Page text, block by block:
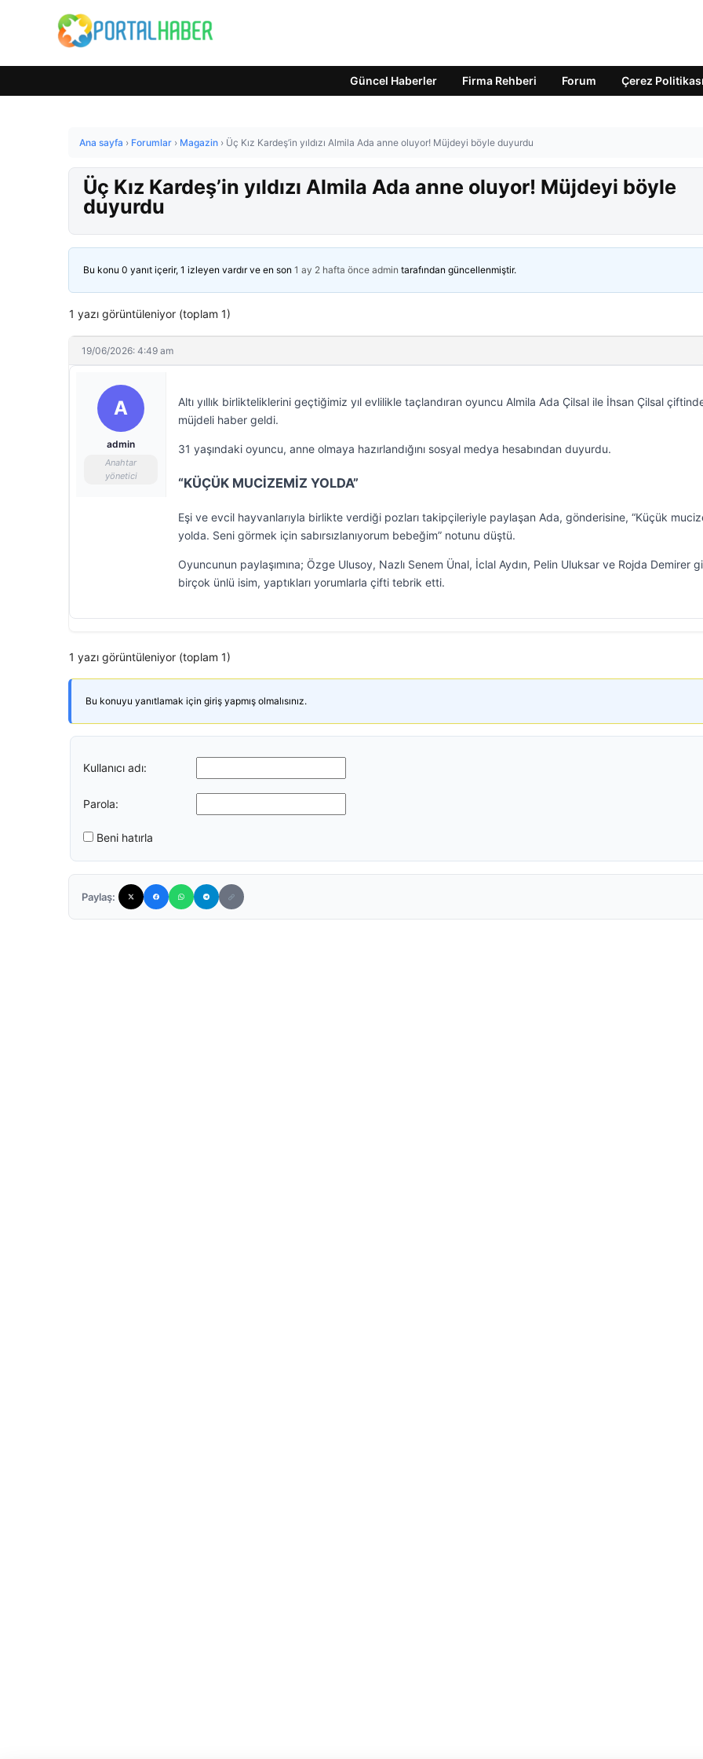
Güncel Haberler Firma Rehberi Forum Çerez Politikası
Ana sayfa › Forumlar › Magazin › Üç Kız Kardeş’in yıldızı Almila Ada anne oluyor! Müjdeyi böyle duyurdu
Üç Kız Kardeş’in yıldızı Almila Ada anne oluyor! Müjdeyi böyle
duyurdu
Bu konu 0 yanıt içerir, 1 izleyen vardır ve en son 1 ay 2 hafta önce admin tarafından güncellenmiştir.
1 yazı görüntüleniyor (toplam 1)
19/06/2026: 4:49 am
A
admin
Anahtar
yönetici
Altı yıllık birlikteliklerini geçtiğimiz yıl evlilikle taçlandıran oyuncu Almila Ada Çilsal ile İhsan Çilsal
müjdeli haber geldi.
31 yaşındaki oyuncu, anne olmaya hazırlandığını sosyal medya hesabından duyurdu.
“KÜÇÜK MUCİZEMİZ YOLDA”
Eşi ve evcil hayvanlarıyla birlikte verdiği pozları takipçileriyle paylaşan Ada, gönderisine, “Küçük
yolda. Seni görmek için sabırsızlanıyorum bebeğim” notunu düştü.
Oyuncunun paylaşımına; Özge Ulusoy, Nazlı Senem Ünal, İclal Aydın, Pelin Uluksar ve Rojda Demirer
birçok ünlü isim, yaptıkları yorumlarla çifti tebrik etti.
1 yazı görüntüleniyor (toplam 1)
Bu konuyu yanıtlamak için giriş yapmış olmalısınız.
Kullanıcı adı:
Parola:
Beni hatırla
Paylaş: